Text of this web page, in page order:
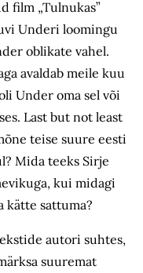
film „Tulnukas”
Underi loomingu
oblikate vahel.
avaldab meile kuu
Under oma sel või
Last but not least
teise suure eesti
Mida teeks Sirje
kui midagi
kätte sattuma?
autori suhtes,
suuremat